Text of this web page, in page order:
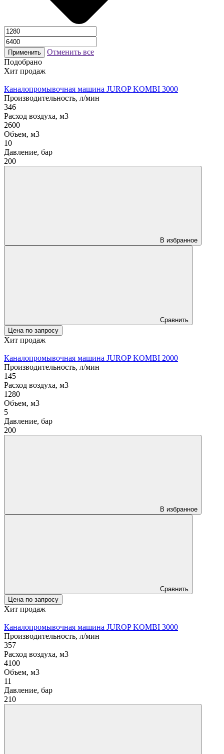
Применить
Отменить все
Подобрано
Хит продаж
Каналопромывочная машина JUROP KOMBI 3000
Производительность, л/мин
346
Расход воздуха, м3
2600
Объем, м3
10
Давление, бар
200
В избранное
Сравнить
Цена по запросу
Хит продаж
Каналопромывочная машина JUROP KOMBI 2000
Производительность, л/мин
145
Расход воздуха, м3
1280
Объем, м3
5
Давление, бар
200
В избранное
Сравнить
Цена по запросу
Хит продаж
Каналопромывочная машина JUROP KOMBI 3000
Производительность, л/мин
357
Расход воздуха, м3
4100
Объем, м3
11
Давление, бар
210